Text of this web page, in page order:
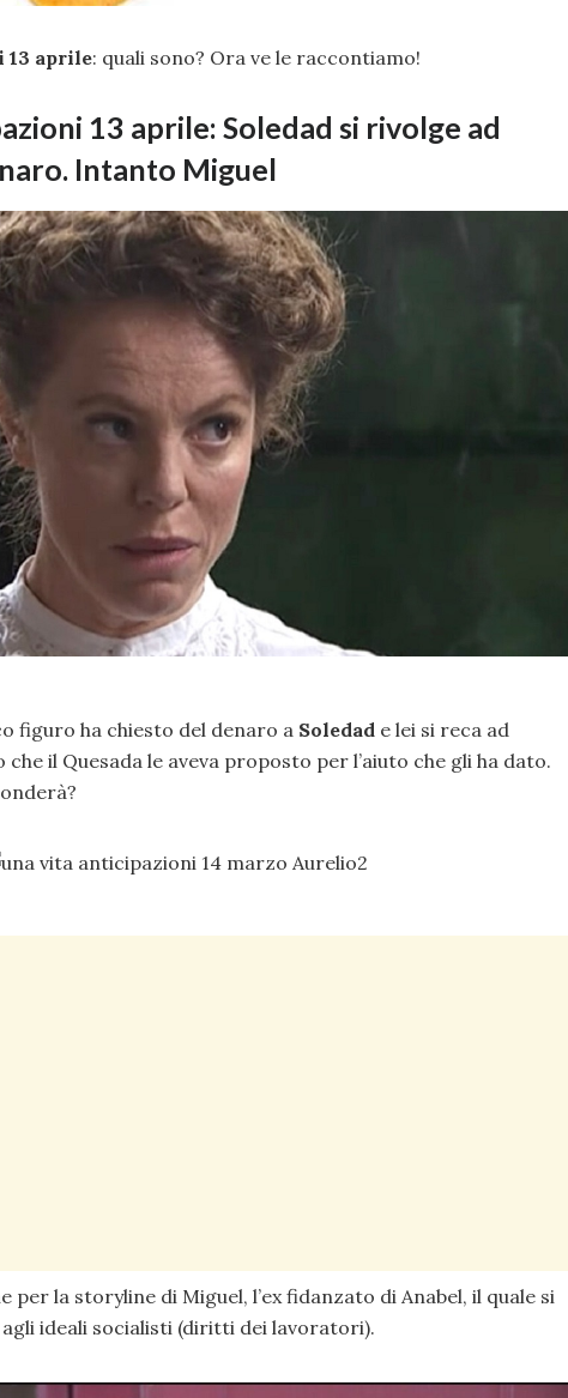
13 aprile: quali sono? Ora ve le raccontiamo!
13 aprile: Soledad si rivolge ad
Intanto Miguel
figuro ha chiesto del denaro a Soledad e lei si reca ad
che il Quesada le aveva proposto per l’aiuto che gli ha dato.
per la storyline di Miguel, l’ex fidanzato di Anabel, il quale si
ideali socialisti (diritti dei lavoratori).